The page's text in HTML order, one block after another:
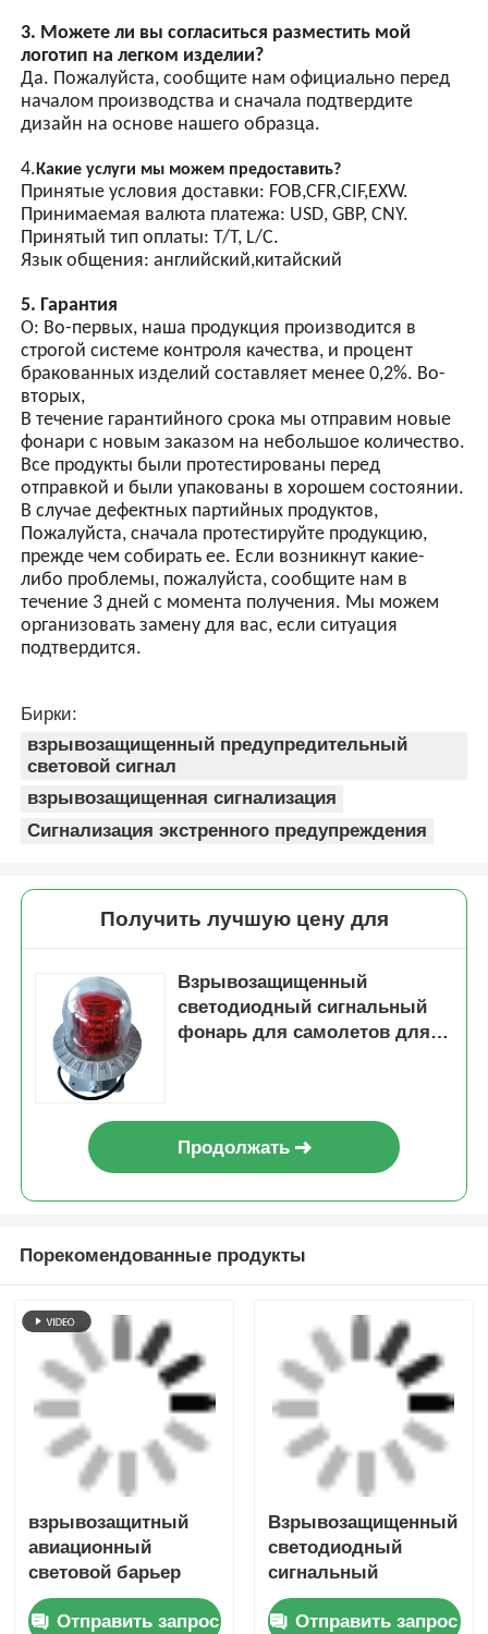
(опционально)
Автоматическое
управление световым
выключателем,
оснащенное встроенным
схемами защиты.
Синхронного мигания
нескольких ламп можно
добиться с помощью
сигнальных линий
3. Можете ли вы согласиться разместить мой
логотип на легком изделии?
Да. Пожалуйста, сообщите нам официально перед
началом производства и сначала подтвердите
дизайн на основе нашего образца.
4.Какие услуги мы можем предоставить?
Принятые условия доставки: FOB,CFR,CIF,EXW.
Принимаемая валюта платежа: USD, GBP, CNY.
Принятый тип оплаты: T/T, L/C.
Язык общения: английский,китайский
5. Гарантия
О: Во-первых, наша продукция производится в
строгой системе контроля качества, и процент
бракованных изделий составляет менее 0,2%. Во-
вторых,
В течение гарантийного срока мы отправим новые
фонари с новым заказом на небольшое количество.
Все продукты были протестированы перед
отправкой и были упакованы в хорошем состоянии.
В случае дефектных партийных продуктов,
Пожалуйста, сначала протестируйте продукцию,
прежде чем собирать ее. Если возникнут какие-
либо проблемы, пожалуйста, сообщите нам в
течение 3 дней с момента получения. Мы можем
организовать замену для вас, если ситуация
подтвердится.
Бирки:
взрывозащищенный предупредительный
световой сигнал
взрывозащищенная сигнализация
Сигнализация экстренного предупреждения
Получить лучшую цену для
Взрывозащищенный
светодиодный сигнальный
фонарь для самолетов для
Продолжать
Порекомендованные продукты
взрывозащитный
авиационный
световой барьер
Отправить запрос
Взрывозащищенный
светодиодный
сигнальный
светильник с
сиреной
Отправить запрос